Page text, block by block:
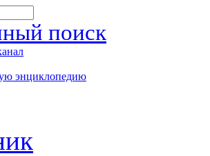
поиск
энциклопедию